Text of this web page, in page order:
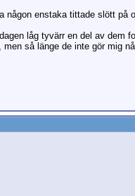
någon enstaka tittade slött
låg tyvärr en del av dem
så länge de inte gör mig